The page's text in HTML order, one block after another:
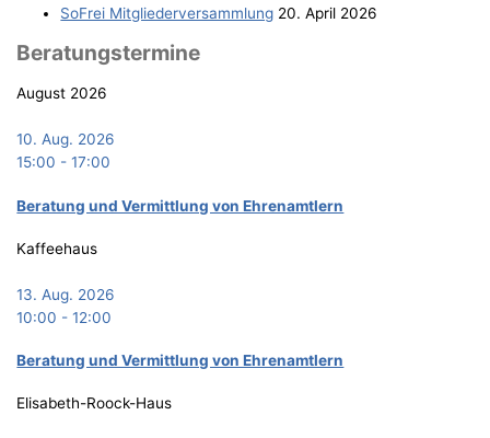
SoFrei Mit­glie­der­ver­samm­lung 20. April 2026
Bera­tungs­ter­mi­ne
August 2026
10. Aug. 2026
15:00 -17:00
Bera­tung und Ver­mitt­lung von Ehrenamtlern
Kaffeehaus
13. Aug. 2026
10:00 -12:00
Bera­tung und Ver­mitt­lung von Ehrenamtlern
Elisabeth-Roock-Haus